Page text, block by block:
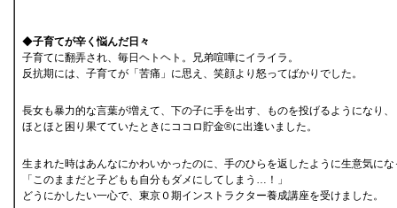
◆子育てが辛く悩んだ日々
子育てに翻弄され、毎日ヘトヘト。兄弟喧嘩にイライラ。
反抗期には、子育てが「苦痛」に思え、笑顔より怒ってばかりでした。
長女も暴力的な言葉が増えて、下の子に手を出す、ものを投げるようになり、
ほとほと困り果てていたときにココロ貯金®に出逢いました。
生まれた時はあんなにかわいかったのに、手のひらを返したように生意気に
「このままだと子どもも自分もダメにしてしまう…！」
どうにかしたい一心で、東京０期インストラクター養成講座を受けました。